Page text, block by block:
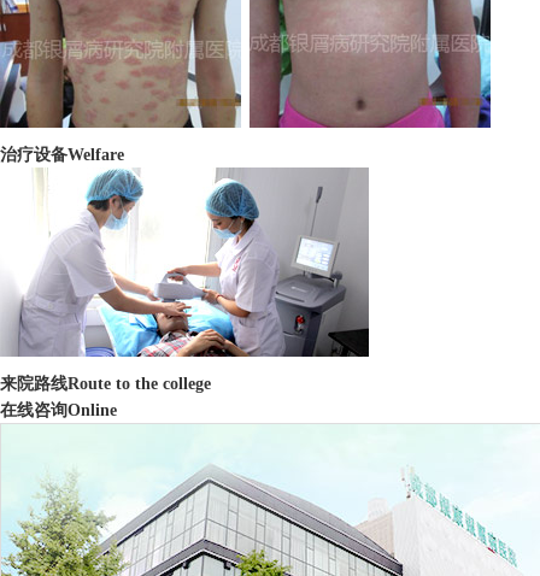
治疗设备Welfare
来院路线Route to the college
在线咨询Online